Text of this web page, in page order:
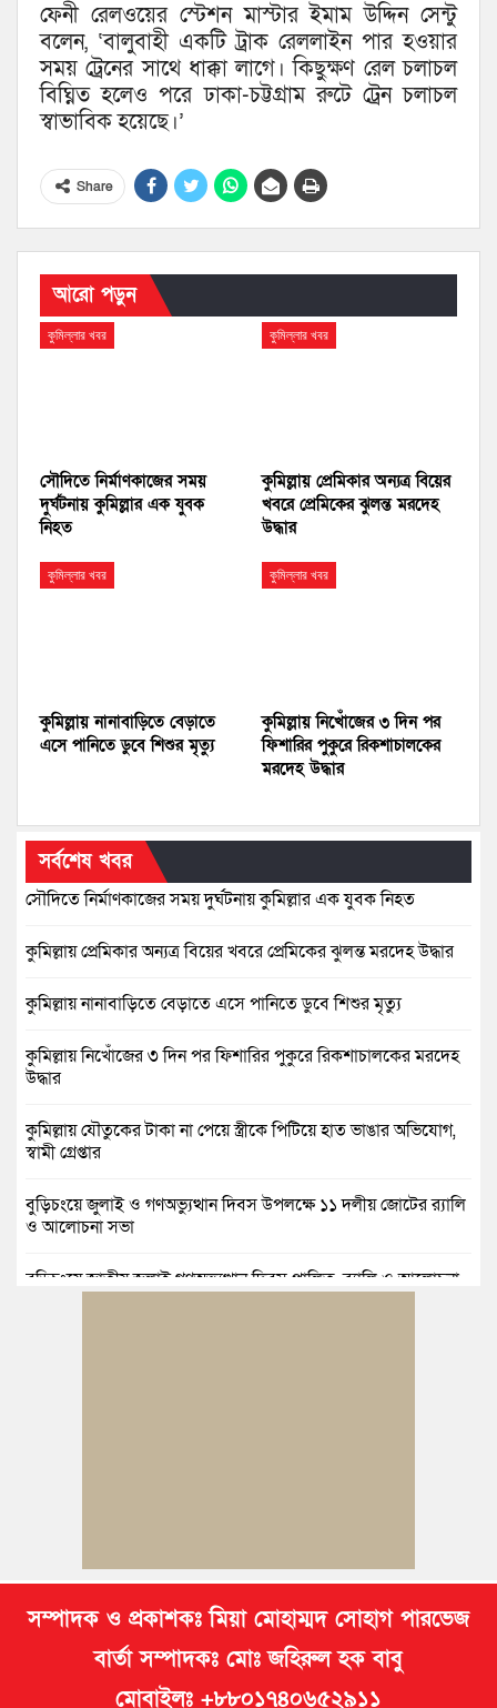
ফেনী রেলওয়ের স্টেশন মাস্টার ইমাম উদ্দিন সেন্টু
বলেন, ‘বালুবাহী একটি ট্রাক রেললাইন পার হওয়ার
সময় ট্রেনের সাথে ধাক্কা লাগে। কিছুক্ষণ রেল চলাচল
বিঘ্নিত হলেও পরে ঢাকা-চট্টগ্রাম রুটে ট্রেন চলাচল
স্বাভাবিক হয়েছে।’
Share
আরো পড়ুন
কুমিল্লার খবর
সৌদিতে নির্মাণকাজের সময়
দুর্ঘটনায় কুমিল্লার এক যুবক
নিহত
কুমিল্লার খবর
কুমিল্লায় প্রেমিকার অন্যত্র বিয়ের
খবরে প্রেমিকের ঝুলন্ত মরদেহ
উদ্ধার
কুমিল্লার খবর
কুমিল্লায় নানাবাড়িতে বেড়াতে
এসে পানিতে ডুবে শিশুর মৃত্যু
কুমিল্লার খবর
কুমিল্লায় নিখোঁজের ৩ দিন পর
ফিশারির পুকুরে রিকশাচালকের
মরদেহ উদ্ধার
সর্বশেষ খবর
সৌদিতে নির্মাণকাজের সময় দুর্ঘটনায় কুমিল্লার এক যুবক নিহত
কুমিল্লায় প্রেমিকার অন্যত্র বিয়ের খবরে প্রেমিকের ঝুলন্ত মরদেহ উদ্ধার
কুমিল্লায় নানাবাড়িতে বেড়াতে এসে পানিতে ডুবে শিশুর মৃত্যু
কুমিল্লায় নিখোঁজের ৩ দিন পর ফিশারির পুকুরে রিকশাচালকের মরদেহ
উদ্ধার
কুমিল্লায় যৌতুকের টাকা না পেয়ে স্ত্রীকে পিটিয়ে হাত ভাঙার অভিযোগ,
স্বামী গ্রেপ্তার
বুড়িচংয়ে জুলাই ও গণঅভ্যুত্থান দিবস উপলক্ষে ১১ দলীয় জোটের র‍্যালি
ও আলোচনা সভা
বুড়িচংয়ে জাতীয় জুলাই গণঅভ্যুত্থান দিবস পালিত, র‍্যালি ও আলোচনা
সম্পাদক ও প্রকাশকঃ মিয়া মোহাম্মদ সোহাগ পারভেজ
বার্তা সম্পাদকঃ মোঃ জহিরুল হক বাবু
মোবাইলঃ +৮৮০১৭৪০৬৫২৯১১